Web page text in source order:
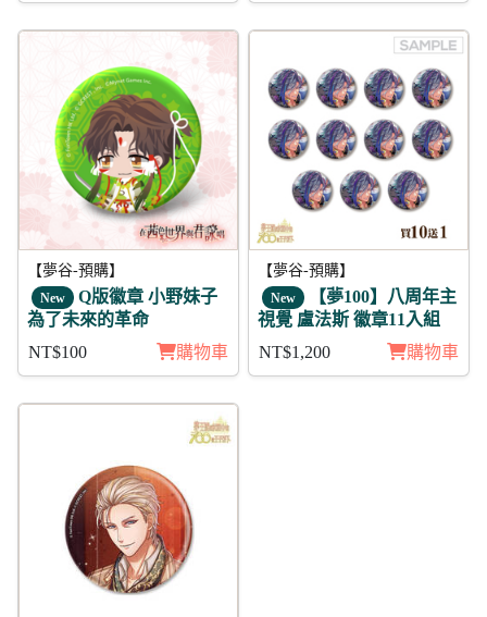
【夢谷-預購】
New Q版徽章 小野妹子
為了未來的革命
NT$100
購物車
【夢谷-預購】
New 【夢100】八周年主
視覺 盧法斯 徽章11入組
NT$1,200
購物車